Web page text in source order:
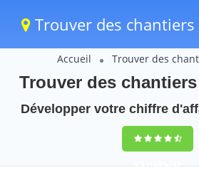
Trouver des chantiers
Accueil Trouver des
Trouver des
Développer votre chiffre
9,5(100%)42